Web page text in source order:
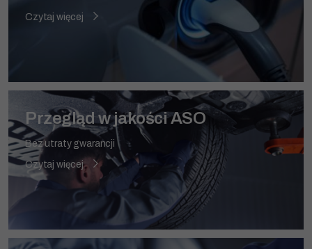
Czytaj więcej
Przegląd w jakości ASO
Bez utraty gwarancji
Czytaj więcej